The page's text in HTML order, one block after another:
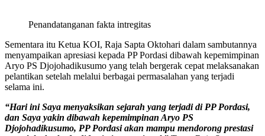
Penandatanganan fakta intregitas
Sementara itu Ketua KOI, Raja Sapta Oktohari dalam sambutannya
menyampaikan apresiasi kepada PP Pordasi dibawah kepemimpinan
Aryo PS Djojohadikusumo yang telah bergerak cepat melaksanakan
pelantikan setelah melalui berbagai permasalahan yang terjadi
selama ini.
“Hari ini Saya menyaksikan sejarah yang terjadi di PP Pordasi,
dan Saya yakin dibawah kepemimpinan Aryo PS
Djojohadikusumo, PP Pordasi akan mampu mendorong prestasi